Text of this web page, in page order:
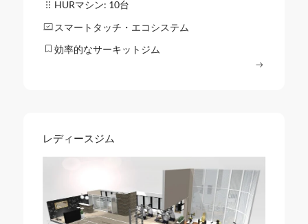
HURマシン: 10台
スマートタッチ・エコシステム
効率的なサーキットジム
レディースジム